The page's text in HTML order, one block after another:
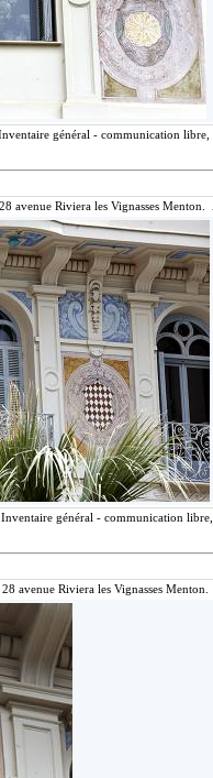
général - communication
avenue Riviera les Vignasses
général - communication
avenue Riviera les Vignasses